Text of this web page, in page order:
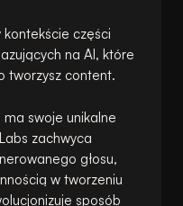
części
na AI, które
tworzysz content.
swoje unikalne
zachwyca
głosu,
w tworzeniu
sposób